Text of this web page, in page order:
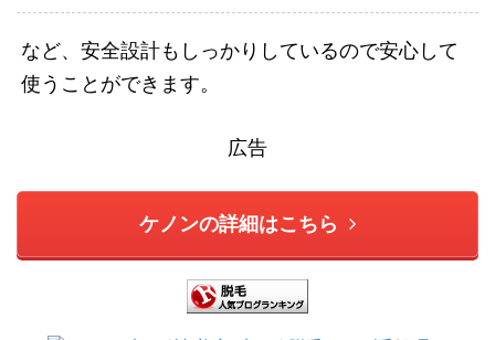
など、安全設計もしっかりしているので安心して
使うことができます。
広告
ケノンの詳細はこちら